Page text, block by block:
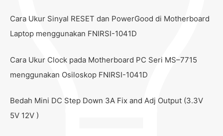
Cara Ukur Sinyal RESET dan PowerGood di Motherboard
Laptop menggunakan FNIRSI-1041D
Cara Ukur Clock pada Motherboard PC Seri MS–7715
menggunakan Osiloskop FNIRSI-1041D
Bedah Mini DC Step Down 3A Fix and Adj Output (3.3V
5V 12V )